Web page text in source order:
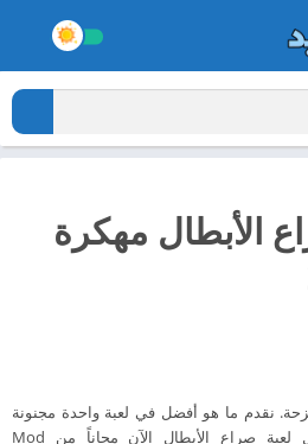
الأبطال مهكرة
نقدم ما هو أفضل في لعبة واحدة مجنونة
مجانية.. قم بتحميل لعبة تحميل لعبة صراع الأبطال الآن مجاناً من Mod